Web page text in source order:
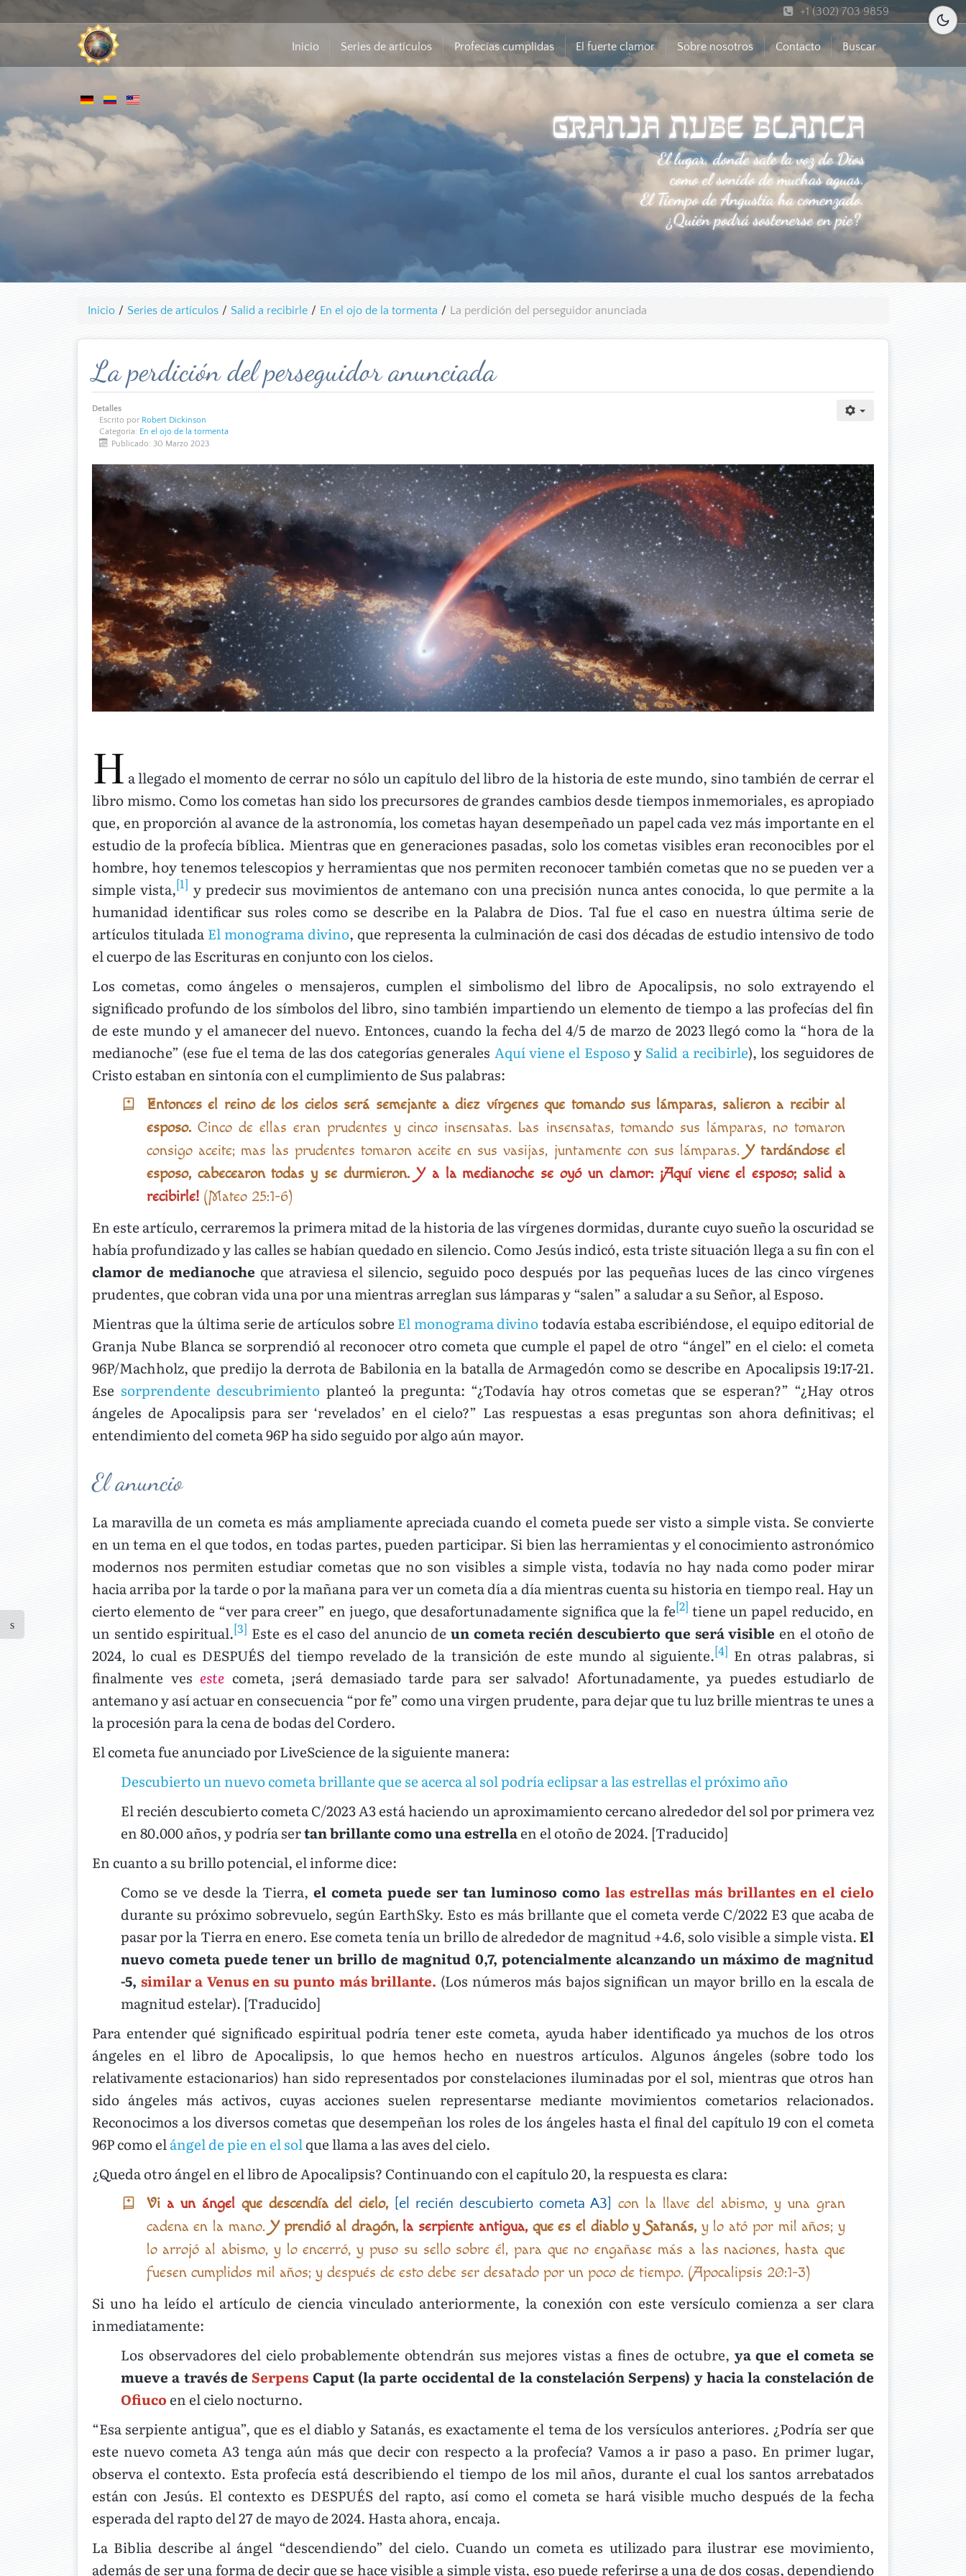
+1 (302) 703 9859
Inicio Series de artículos Profecías cumplidas El fuerte clamor Sobre nosotros Contacto Buscar
Inicio / Series de artículos / Salid a recibirle / En el ojo de la tormenta / La perdición del perseguidor anunciada
La perdición del perseguidor anunciada
Detalles
Escrito por Robert Dickinson
Categoría: En el ojo de la tormenta
Publicado: 30 Marzo 2023
H a llegado el momento de cerrar no sólo un capítulo del libro de la historia de este mundo, sino también de cerrar el
libro mismo. Como los cometas han sido los precursores de grandes cambios desde tiempos inmemoriales, es apropiado
que, en proporción al avance de la astronomía, los cometas hayan desempeñado un papel cada vez más importante en el
estudio de la profecía bíblica. Mientras que en generaciones pasadas, solo los cometas visibles eran reconocibles por el
hombre, hoy tenemos telescopios y herramientas que nos permiten reconocer también cometas que no se pueden ver a
simple vista,[1] y predecir sus movimientos de antemano con una precisión nunca antes conocida, lo que permite a la
humanidad identificar sus roles como se describe en la Palabra de Dios. Tal fue el caso en nuestra última serie de
artículos titulada El monograma divino, que representa la culminación de casi dos décadas de estudio intensivo de todo
el cuerpo de las Escrituras en conjunto con los cielos.
Los cometas, como ángeles o mensajeros, cumplen el simbolismo del libro de Apocalipsis, no solo extrayendo el
significado profundo de los símbolos del libro, sino también impartiendo un elemento de tiempo a las profecías del fin
de este mundo y el amanecer del nuevo. Entonces, cuando la fecha del 4/5 de marzo de 2023 llegó como la “hora de la
medianoche” (ese fue el tema de las dos categorías generales Aquí viene el Esposoy Salid a recibirle), los seguidores de
Cristo estaban en sintonía con el cumplimiento de Sus palabras:
Entonces el reino de los cielos será semejante a diez vírgenes que tomando sus lámparas, salieron a recibir al
esposo.Cinco de ellas eran prudentes y cinco insensatas. Las insensatas, tomando sus lámparas, no tomaron
consigo aceite; mas las prudentes tomaron aceite en sus vasijas, juntamente con sus lámparas. Y tardándose el
esposo, cabecearon todas y se durmieron. Y a la medianoche se oyó un clamor: ¡Aquí viene el esposo; salid a
recibirle!(Mateo 25:1-6)
En este artículo, cerraremos la primera mitad de la historia de las vírgenes dormidas, durante cuyo sueño la oscuridad se
había profundizado y las calles se habían quedado en silencio. Como Jesús indicó, esta triste situación llega a su fin con el
clamor de medianoche que atraviesa el silencio, seguido poco después por las pequeñas luces de las cinco vírgenes
prudentes, que cobran vida una por una mientras arreglan sus lámparas y “salen” a saludar a su Señor, al Esposo.
Mientras que la última serie de artículos sobre El monograma divinotodavía estaba escribiéndose, el equipo editorial de
Granja Nube Blanca se sorprendió al reconocer otro cometa que cumple el papel de otro “ángel” en el cielo: el cometa
96P/Machholz, que predijo la derrota de Babilonia en la batalla de Armagedón como se describe en Apocalipsis 19:17-21.
Ese sorprendente descubrimiento planteó la pregunta: “¿Todavía hay otros cometas que se esperan?” “¿Hay otros
ángeles de Apocalipsis para ser ‘revelados’ en el cielo?” Las respuestas a esas preguntas son ahora definitivas; el
entendimiento del cometa 96P ha sido seguido por algo aún mayor.
El anuncio
La maravilla de un cometa es más ampliamente apreciada cuando el cometa puede ser visto a simple vista. Se convierte
en un tema en el que todos, en todas partes, pueden participar. Si bien las herramientas y el conocimiento astronómico
modernos nos permiten estudiar cometas que no son visibles a simple vista, todavía no hay nada como poder mirar
hacia arriba por la tarde o por la mañana para ver un cometa día a día mientras cuenta su historia en tiempo real. Hay un
cierto elemento de “ver para creer” en juego, que desafortunadamente significa que la fe[2] tiene un papel reducido, en
un sentido espiritual.[3] Este es el caso del anuncio deun cometa recién descubierto que será visible en el otoño de
2024, lo cual es DESPUÉS del tiempo revelado de la transición de este mundo al siguiente.[4] En otras palabras, si
finalmente ves este cometa, ¡será demasiado tarde para ser salvado! Afortunadamente, ya puedes estudiarlo de
antemano y así actuar en consecuencia “por fe” como una virgen prudente, para dejar que tu luz brille mientras te unes a
la procesión para la cena de bodas del Cordero.
El cometa fue anunciado por LiveScience de la siguiente manera:
Descubierto un nuevo cometa brillante que se acerca al sol podría eclipsar a las estrellas el próximo año
El recién descubierto cometa C/2023 A3 está haciendo un aproximamiento cercano alrededor del sol por primera vez
en 80.000 años, y podría sertan brillante como una estrellaen el otoño de 2024. [Traducido]
En cuanto a su brillo potencial, el informe dice:
Como se ve desde la Tierra, el cometa puede ser tan luminoso como las estrellas más brillantes en el cielo
durante su próximo sobrevuelo, según EarthSky. Esto es más brillante que el cometa verde C/2022 E3 que acaba de
pasar por la Tierra en enero. Ese cometa tenía un brillo de alrededor de magnitud +4.6, solo visible a simple vista. El
nuevo cometa puede tener un brillo de magnitud 0,7, potencialmente alcanzando un máximo de magnitud
-5, similar a Venus en su punto más brillante. (Los números más bajos significan un mayor brillo en la escala de
magnitud estelar). [Traducido]
Para entender qué significado espiritual podría tener este cometa, ayuda haber identificado ya muchos de los otros
ángeles en el libro de Apocalipsis, lo que hemos hecho en nuestros artículos. Algunos ángeles (sobre todo los
relativamente estacionarios) han sido representados por constelaciones iluminadas por el sol, mientras que otros han
sido ángeles más activos, cuyas acciones suelen representarse mediante movimientos cometarios relacionados.
Reconocimos a los diversos cometas que desempeñan los roles de los ángeles hasta el final del capítulo 19 con el cometa
96P como elángel de pie en el solque llama a las aves del cielo.
¿Queda otro ángel en el libro de Apocalipsis? Continuando con el capítulo 20, la respuesta es clara:
Vi a un ángelque descendía del cielo, [el recién descubierto cometa A3] con la llave del abismo, y una gran
cadena en la mano. Y prendió al dragón, la serpiente antigua, que es el diablo y Satanás, y lo ató por mil años; y
lo arrojó al abismo, y lo encerró, y puso su sello sobre él, para que no engañase más a las naciones, hasta que
fuesen cumplidos mil años; y después de esto debe ser desatado por un poco de tiempo. (Apocalipsis 20:1-3)
Si uno ha leído el artículo de ciencia vinculado anteriormente, la conexión con este versículo comienza a ser clara
inmediatamente:
Los observadores del cielo probablemente obtendrán sus mejores vistas a fines de octubre, ya que el cometa se
mueve a través deSerpens Caput (la parte occidental de la constelación Serpens) y hacia la constelación de
Ofiucoen el cielo nocturno.
“Esa serpiente antigua”, que es el diablo y Satanás, es exactamente el tema de los versículos anteriores. ¿Podría ser que
este nuevo cometa A3 tenga aún más que decir con respecto a la profecía? Vamos a ir paso a paso. En primer lugar,
observa el contexto. Esta profecía está describiendo el tiempo de los mil años, durante el cual los santos arrebatados
están con Jesús. El contexto es DESPUÉS del rapto, así como el cometa se hará visible mucho después de la fecha
esperada del rapto del 27 de mayo de 2024. Hasta ahora, encaja.
La Biblia describe al ángel “descendiendo” del cielo. Cuando un cometa es utilizado para ilustrar ese movimiento,
además de ser una forma de decir que se hace visible a simple vista, eso puede referirse a una de dos cosas, dependiendo